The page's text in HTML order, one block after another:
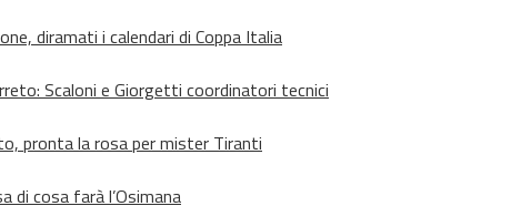
diramati i calendari di Coppa Italia
Scaloni e Giorgetti coordinatori tecnici
pronta la rosa per mister Tiranti
cosa farà l’Osimana